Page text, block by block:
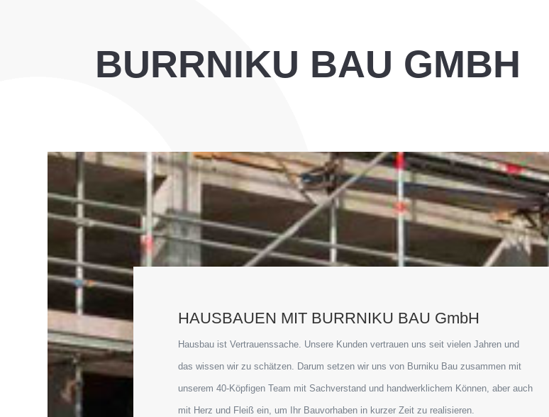
BURRNIKU BAU GMBH
HAUSBAUEN MIT BURRNIKU BAU GmbH
Hausbau ist Vertrauenssache. Unsere Kunden vertrauen uns seit vielen Jahren und
das wissen wir zu schätzen. Darum setzen wir uns von Burniku Bau zusammen mit
unserem 40-Köpfigen Team mit Sachverstand und handwerklichem Können, aber auch
mit Herz und Fleiß ein, um Ihr Bauvorhaben in kurzer Zeit zu realisieren.